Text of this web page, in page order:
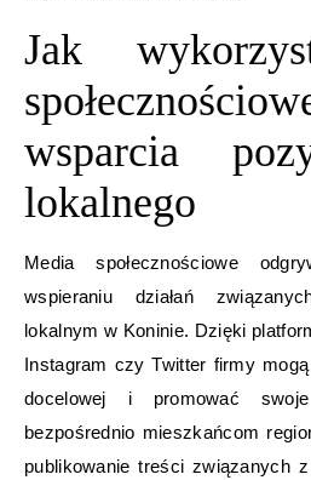
Jak
wsparcia
lokalnego
Media społecznościowe
wspieraniu działań
lokalnym w Koninie. Dzięki
Instagram czy Twitter firmy
docelowej i promować
bezpośrednio mieszkańcom
publikowanie treści związanych